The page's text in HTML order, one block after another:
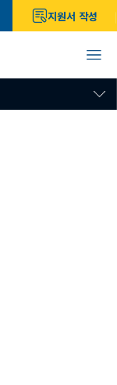
지원서 작성